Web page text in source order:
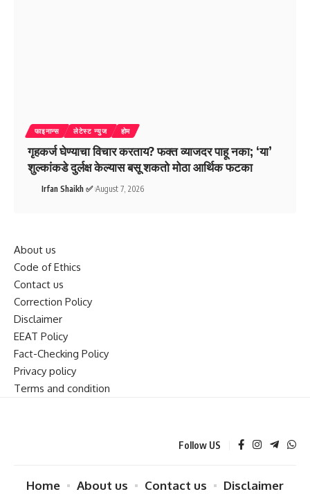
फाइनान्स लेटेस्ट न्युज होम
गृहकर्ज घेण्याचा विचार करताय? फक्त व्याजदर पाहू नका; ‘या’
शुल्कांकडे दुर्लक्ष केल्यास बसू शकतो मोठा आर्थिक फटका
Irfan Shaikh ✅ August 7, 2026
About us
Code of Ethics
Contact us
Correction Policy
Disclaimer
EEAT Policy
Fact-Checking Policy
Privacy policy
Terms and condition
Follow US
Home About us Contact us Disclaimer